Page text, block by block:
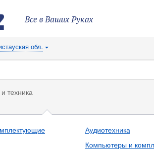
Все в Ваших Руках
обл. {
техника
Аудиотехника
Компьютеры и